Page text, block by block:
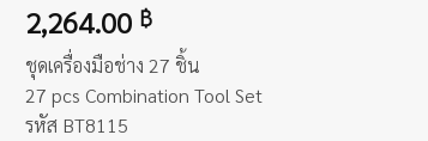
2,264.00 ฿
ชุดเครื่องมือช่าง 27 ชิ้น
27 pcs Combination Tool Set
รหัส BT8115